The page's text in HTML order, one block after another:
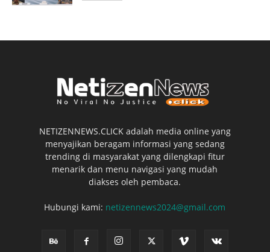
NETIZENNEWS.CLICK adalah media online yang
menyajikan beragam informasi yang sedang
trending di masyarakat yang dilengkapi fitur
menarik dan menu navigasi yang mudah
diakses oleh pembaca.
Hubungi kami: netizennews2024@gmail.com